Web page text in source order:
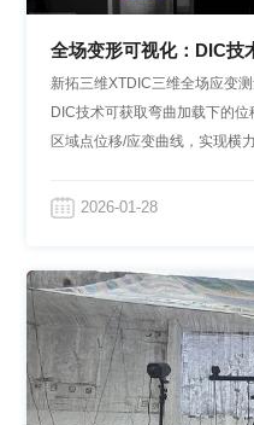
全场变形可视化：DIC技
验
新拓三维XTDIC三维全场应变
DIC技术可获取弯曲加载下的
区域点位移/应变曲线，实现横
2026-01-28